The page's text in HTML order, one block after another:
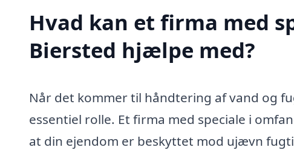
Hvad kan et firma med
Biersted hjælpe med?
Når det kommer til håndtering af vand og
essentiel rolle. Et firma med speciale i
at din ejendom er beskyttet mod ujævn